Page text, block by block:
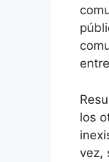
los
vez,